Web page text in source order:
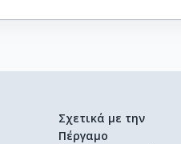
Σχετικά με την
Πέργαμο